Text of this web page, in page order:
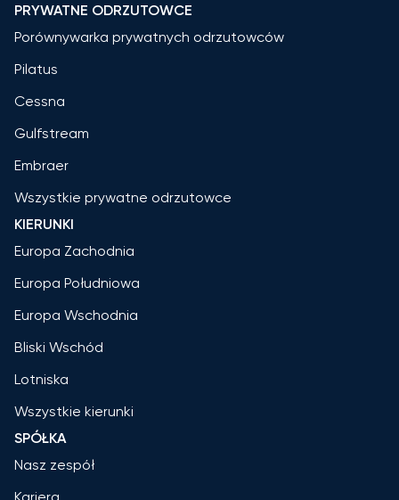
PRYWATNE ODRZUTOWCE
Porównywarka prywatnych odrzutowców
Pilatus
Cessna
Gulfstream
Embraer
Wszystkie prywatne odrzutowce
KIERUNKI
Europa Zachodnia
Europa Południowa
Europa Wschodnia
Bliski Wschód
Lotniska
Wszystkie kierunki
SPÓŁKA
Nasz zespół